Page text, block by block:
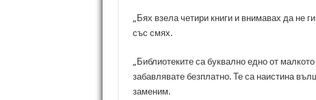
„Бях взела четири книги и внимавах да не
със смях.
„Библиотеките са буквално едно от
забавлявате безплатно. Те са наистина
заменим.